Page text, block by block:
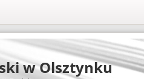
w Olsztynku